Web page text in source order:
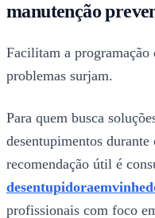
manutenção
Facilitam a programação
problemas surjam.
Para quem busca
desentupimentos
recomendação útil é
profissionais com foco